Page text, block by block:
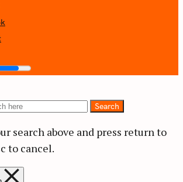
Search
search above and press return to
to cancel.